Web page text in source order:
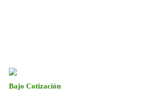
Bajo Cotización